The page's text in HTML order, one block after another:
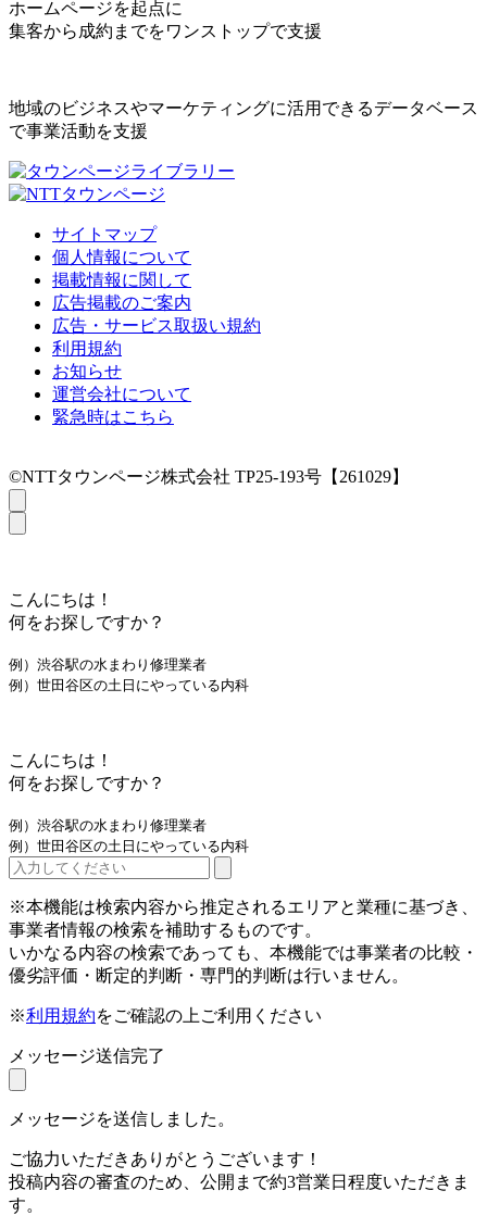
ホームページを起点に
集客から成約までをワンストップで支援
地域のビジネスやマーケティングに活用できるデータベース
で事業活動を支援
サイトマップ
個人情報について
掲載情報に関して
広告掲載のご案内
広告・サービス取扱い規約
利用規約
お知らせ
運営会社について
緊急時はこちら
©NTTタウンページ株式会社 TP25-193号【261029】
こんにちは！
何をお探しですか？
例）渋谷駅の水まわり修理業者
例）世田谷区の土日にやっている内科
こんにちは！
何をお探しですか？
例）渋谷駅の水まわり修理業者
例）世田谷区の土日にやっている内科
※本機能は検索内容から推定されるエリアと業種に基づき、
事業者情報の検索を補助するものです。
いかなる内容の検索であっても、本機能では事業者の比較・
優劣評価・断定的判断・専門的判断は行いません。
※利用規約をご確認の上ご利用ください
メッセージ送信完了
メッセージを送信しました。
ご協力いただきありがとうございます！
投稿内容の審査のため、公開まで約3営業日程度いただきま
す。